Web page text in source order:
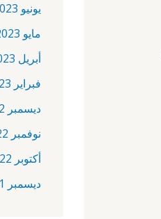
يونيو 2023
مايو 2023
أبريل 2023
فبراير 2023
ديسمبر 2022
نوفمبر 2022
أكتوبر 2022
ديسمبر 2021